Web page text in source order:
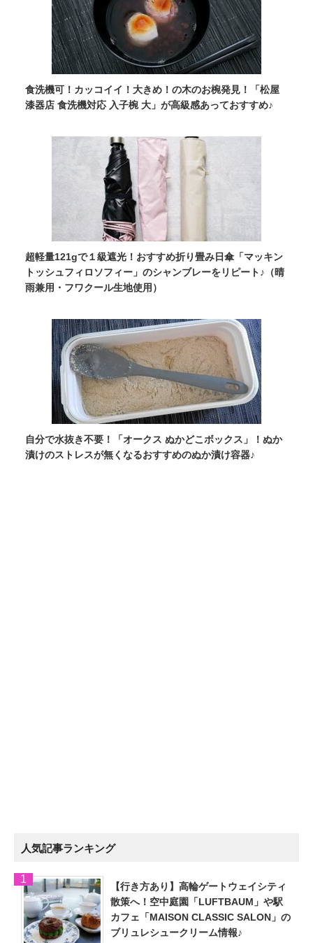
食洗機可！カッコイイ！大きめ！の木のお椀発見！「松屋
漆器店 食洗機対応 入子椀 大」が高級感あっておすすめ♪
超軽量121gで１級遮光！おすすめ折り畳み日傘「マッキン
トッシュフィロソフィー」のシャンブレーをリピート♪（晴
雨兼用・フワクール生地使用）
自分で水抜き不要！「オークス ぬかどこボックス」！ぬか
漬けのストレスが無くなるおすすめのぬか漬け容器♪
人気記事ランキング
【行き方あり】高輪ゲートウェイシティ
散策へ！空中庭園「LUFTBAUM」や駅
カフェ「MAISON CLASSIC SALON」の
ブリュレシュークリーム情報♪